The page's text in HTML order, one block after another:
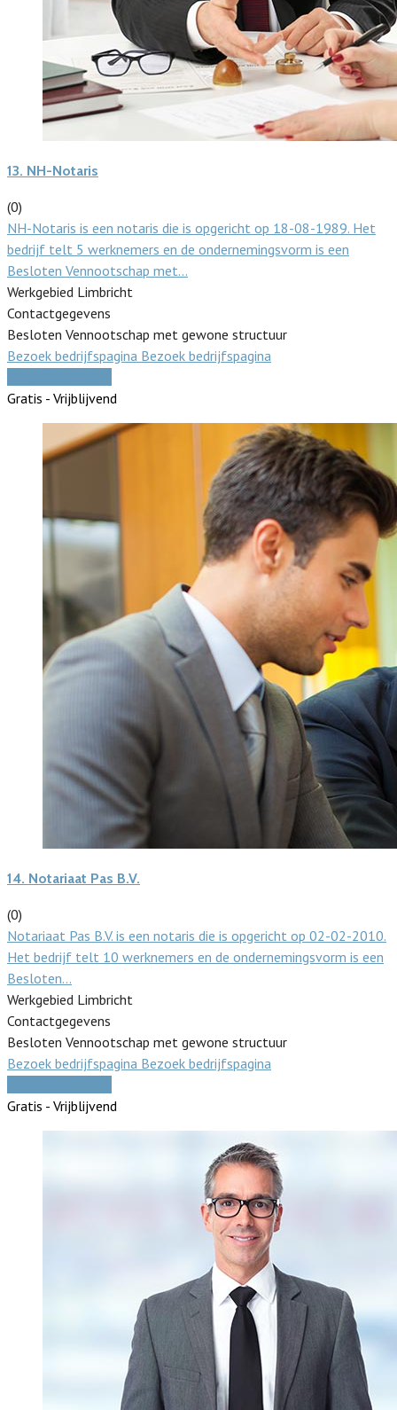
13. NH-Notaris
(0)
NH-Notaris is een notaris die is opgericht op 18-08-1989. Het
bedrijf telt 5 werknemers en de ondernemingsvorm is een
Besloten Vennootschap met…
Werkgebied Limbricht
Contactgegevens
Besloten Vennootschap met gewone structuur
Bezoek bedrijfspagina Bezoek bedrijfspagina
Gratis - Vrijblijvend
14. Notariaat Pas B.V.
(0)
Notariaat Pas B.V. is een notaris die is opgericht op 02-02-2010.
Het bedrijf telt 10 werknemers en de ondernemingsvorm is een
Besloten…
Werkgebied Limbricht
Contactgegevens
Besloten Vennootschap met gewone structuur
Bezoek bedrijfspagina Bezoek bedrijfspagina
Gratis - Vrijblijvend